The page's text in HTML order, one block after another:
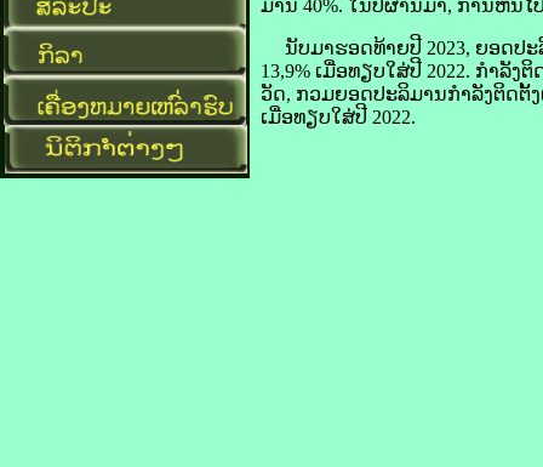
ມານ 40%. ໃນ​ປີຜ່ານມາ, ການ​ຫັນ​
ນັບ​ມາ​ຮອດ​ທ້າຍ​ປີ 2023, ຍອດ​ປະ
13,9% ເມື່ອ​ທຽບໃສ່​ປີ 2022. ກຳລັ
ວັດ, ກວມ​ຍອດ​ປະລິມານ​ກຳລັງ​ຕິດ​ຕັ້ງ​
ເມື່ອ​ທຽບໃສ່​ປີ 2022.